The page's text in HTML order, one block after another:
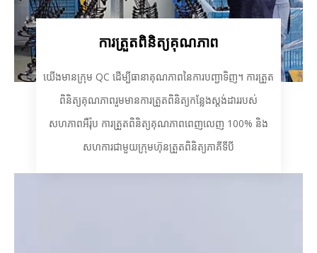
ការត្រួតពិនិត្យគុណភាព
យើងមានក្រុម QC ដើម្បីធានាគុណភាពនៃការបញ្ជាទិញ។ ការត្រួត
ពិនិត្យគុណភាពរួមមានការត្រួតពិនិត្យកន្លែងស្តង់ដាររបស់
សហភាពអឺរ៉ុប ការត្រួតពិនិត្យគុណភាពពេញលេញ 100% និង
សហការជាមួយក្រុមហ៊ុនត្រួតពិនិត្យភាគីទីបី